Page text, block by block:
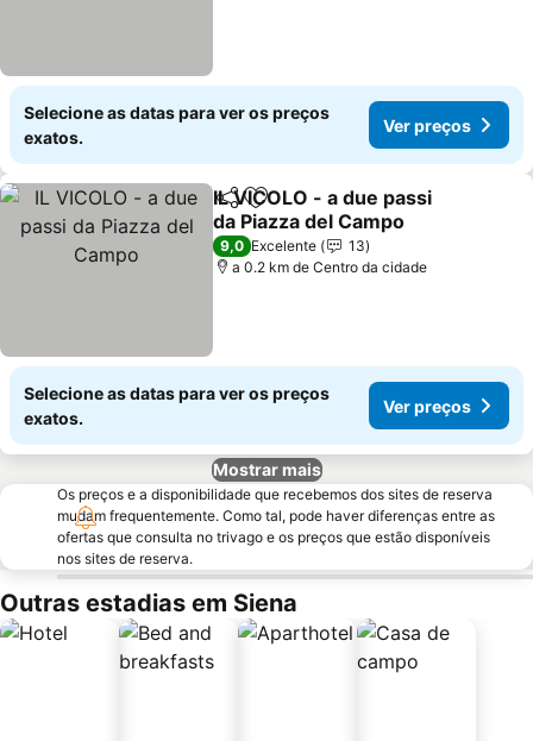
Selecione as datas para ver os preços
exatos.
Ver preços
PartilharAdicionar aos favoritos
IL VICOLO - a due passi
da Piazza del Campo
9,0 Excelente
13
a 0.2 km de Centro da cidade
Selecione as datas para ver os preços
exatos.
Ver preços
Mostrar mais
Os preços e a disponibilidade que recebemos dos sites de reserva
mudam frequentemente. Como tal, pode haver diferenças entre as
ofertas que consulta no trivago e os preços que estão disponíveis
nos sites de reserva.
Outras estadias em Siena